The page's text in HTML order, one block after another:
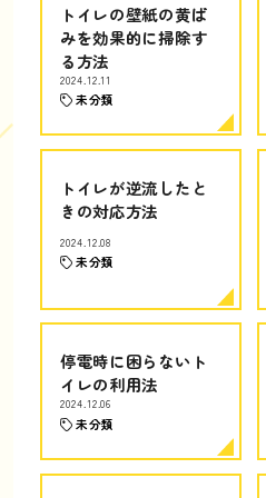
トイレの壁紙の黄ば
みを効果的に掃除す
る方法
2024.12.11
未分類
トイレが逆流したと
きの対応方法
2024.12.08
未分類
停電時に困らないト
イレの利用法
2024.12.06
未分類